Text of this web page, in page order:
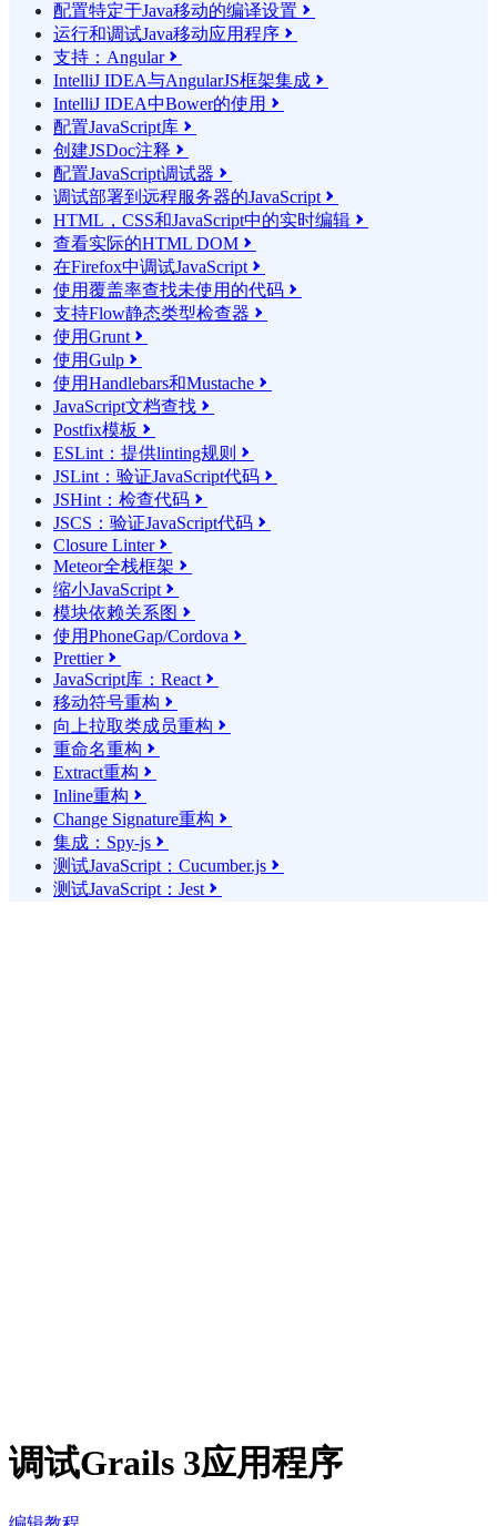
配置特定于Java移动的编译设置 
运行和调试Java移动应用程序 
支持：Angular
IntelliJ IDEA与AngularJS框架集成 
IntelliJ IDEA中Bower的使用 
配置JavaScript库 
创建JSDoc注释 
配置JavaScript调试器 
调试部署到远程服务器的JavaScript 
HTML，CSS和JavaScript中的实时编辑 
查看实际的HTML DOM 
在Firefox中调试JavaScript 
使用覆盖率查找未使用的代码 
支持Flow静态类型检查器 
使用Grunt 
使用Gulp 
使用Handlebars和Mustache 
JavaScript文档查找 
Postfix模板 
ESLint：提供linting规则 
JSLint：验证JavaScript代码 
JSHint：检查代码 
JSCS：验证JavaScript代码 
Closure Linter
Meteor全栈框架 
缩小JavaScript 
模块依赖关系图 
使用PhoneGap/Cordova 
Prettier
JavaScript库：React 
移动符号重构 
向上拉取类成员重构 
重命名重构 
Extract重构 
Inline重构 
Change Signature重构 
集成：Spy-js 
测试JavaScript：Cucumber.js 
测试JavaScript：Jest 
调试Grails 3应用程序